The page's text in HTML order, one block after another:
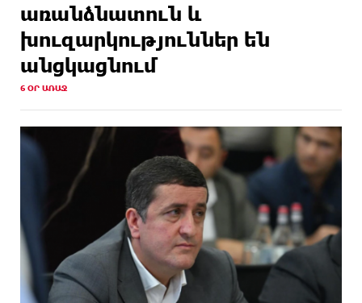
առանձնատուն և
խուզարկություններ են
անցկացնում
6 ՕՐ ԱՌԱՋ